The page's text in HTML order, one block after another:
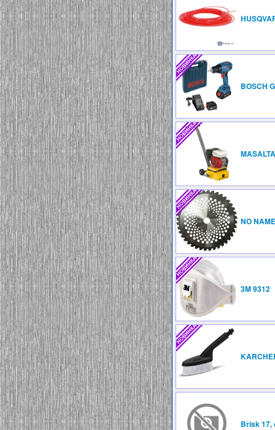
BOSCH
NO NAME
3M 9312
Brisk 17,